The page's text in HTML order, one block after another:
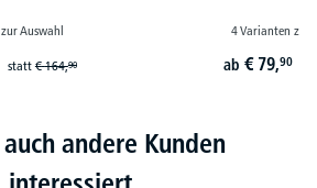
Auswahl
statt€ 164,90
4 Varianten zur
ab € 79,90
andere Kunden